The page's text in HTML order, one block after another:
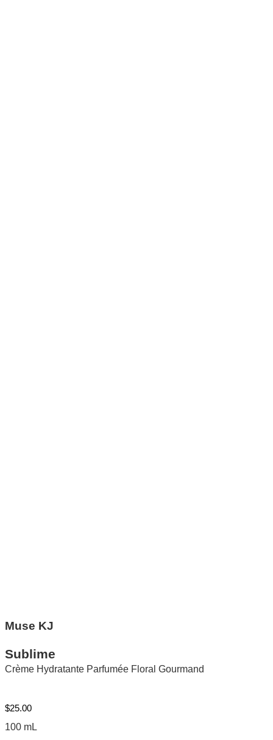
Muse KJ
Sublime
Crème Hydratante Parfumée Floral Gourmand
$25.00
100 mL